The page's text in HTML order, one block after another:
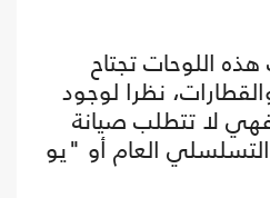
اللوحات تجتاح
نظرا لوجود
لا تتطلب صيانة
التسلسلي العام أو "يو